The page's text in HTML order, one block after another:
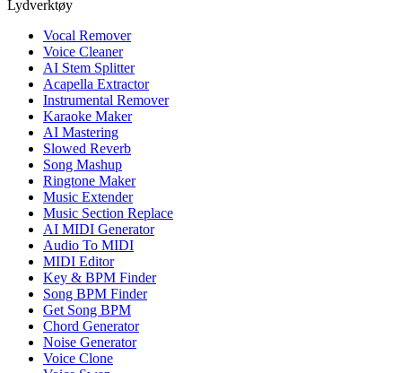
Lydverktøy
Vocal Remover
Voice Cleaner
AI Stem Splitter
Acapella Extractor
Instrumental Remover
Karaoke Maker
AI Mastering
Slowed Reverb
Song Mashup
Ringtone Maker
Music Extender
Music Section Replace
AI MIDI Generator
Audio To MIDI
MIDI Editor
Key & BPM Finder
Song BPM Finder
Get Song BPM
Chord Generator
Noise Generator
Voice Clone